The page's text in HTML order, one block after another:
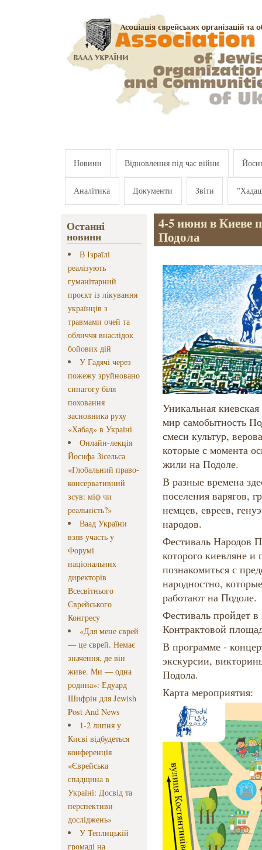
Новини Відновлення під час війни
Аналітика Документи Звіти
Останні
новини
В Ізраїлі
реалізують
гуманітарний
проєкт із лікування
українців з
травмами очей та
обличчя внаслідок
бойових дій
У Гадячі через
пожежу зруйновано
синагогу біля
поховання
засновника руху
«Хабад» в Україні
Онлайн-лекція
Йосифа Зісельса
«Глобальний право-
консервативний
зсув: міф чи
реальність?»
Ваад України
взяв участь у
Форумі
національних
директорів
Всесвітнього
Єврейського
Конгресу
«Для мене єврей
— це єврей. Немає
значення, де він
живе. Ми — одна
родина»: Едуард
Шифрін для Jewish
Post And News
1-2 липня у
Києві відбудеться
конференція
«Єврейська
спадщина в
Україні: Досвід та
перспективи
досліджень»
У Теплицькій
громаді на
4-5 июня в Киеве
Подола
Уникальная
мир самобытность
смеси культур,
которые с момента
жили на Подоле.
В разные времена
поселения варягов,
немцев, евреев,
народов.
Фестиваль Народов
которого киевляне и
познакомиться с
народностно,
работают на Подоле.
Фестиваль пройдет
Контрактовой
В программе -
экскурсии,
Подола.
Карта мероприятия: